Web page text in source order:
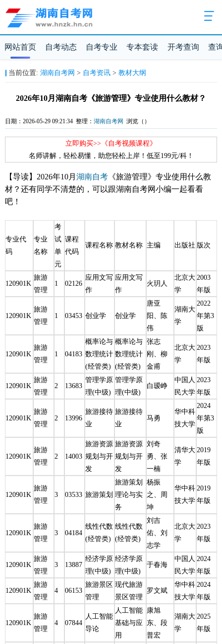
网站首页 自考动态 自考专业 专本套读 开考查询 查
当前位置: 湖南自考网 > 自考资讯> 教材大纲
2026年10月湖南自考《旅游管理》专业使用什么教材？
日期：2026-05-29 09:21:34 整理： 湖南自考网 浏览（ ）
立即购买>>《自考视频课程》
名师讲解，轻松易懂，助您轻松上岸！低至199元/科！
【导读】2026年10月 湖南自考《旅游管理》专业使用什么教
材？还有同学不清楚的，可以跟湖南自考网小编一起看看
吧！
专业代
码
专业
名称
考
试
单
元
课程
代码
课程名称 教材名称 主编 出版社 版次
120901K
旅游
管理
1 02126
应用文写
作
应用文写
作
火玥人
北京大
学
2003
年版
120901K
旅游
管理
1 03453 创业学 创业学
唐亚
阳、陈
伟
湖南大
学
2022
年第3
版
120901K
旅游
管理
1 04183
概率论与
数理统计
(经管类)
概率论与
数理统计
(经管类)
张志
刚、柳
金甫
北京大
学
2023
年版
120901K
旅游
管理
2 13683
管理学原
理(中级)
管理学原
理(中级)
白瑷峥
中国人
民大学
2023
年版
120901K
旅游
管理
2 13996
旅游接待
业
旅游接待
业
马勇
华中科
技大学
2024
年第3
版
120901K
旅游
管理
2 14003
旅游资源
规划与开
发
旅游资源
规划与开
发
刘奇
勇、张
一楠
清华大
学
2019
年版
120901K
旅游
管理
3 03533 旅游策划
旅游策划
理论与实
务
杨振
之、周
坤
华中科
技大学
2019
年版
120901K
旅游
管理
3 04184
线性代数
(经管类)
线性代数
(经管类)
刘吉
佑、刘
志学
北京大
学
2023
年版
120901K
旅游
管理
3 13887
经济学原
理(中级)
经济学原
理(中级)
于春海
中国人
民大学
2024
年版
120901K
旅游
管理
4 06153
旅游景区
管理
现代旅游
景区管理
罗文斌
华中科
技大学
2024
年版
120901K
旅游
管理
4 07844
人工智能
导论
人工智能
基础与应
用
康旭
东、段
普宏
湖南大
学
2025
年版